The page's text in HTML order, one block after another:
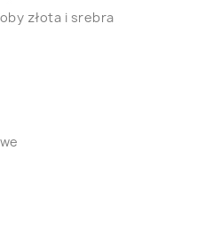
złota i srebra